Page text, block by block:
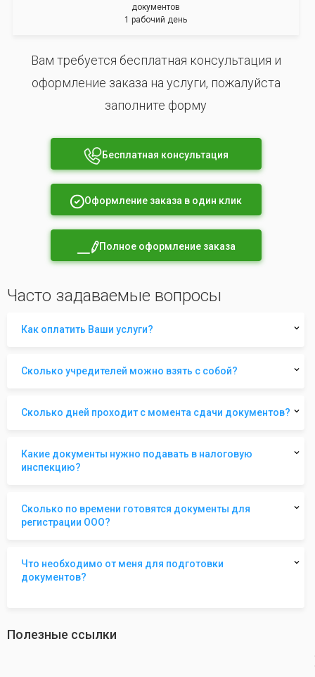
документов
1 рабочий день
Вам требуется бесплатная консультация и
оформление заказа на услуги, пожалуйста
заполните форму
Бесплатная консультация
Оформление заказа в один клик
Полное оформление заказа
Часто задаваемые вопросы
Как оплатить Ваши услуги?
Сколько учредителей можно взять с собой?
Сколько дней проходит с момента сдачи документов?
Какие документы нужно подавать в налоговую
инспекцию?
Сколько по времени готовятся документы для
регистрации ООО?
Что необходимо от меня для подготовки
документов?
Полезные ссылки